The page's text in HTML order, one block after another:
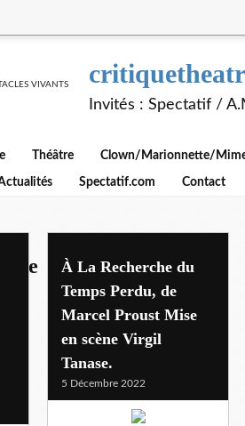
Invités : Spectatif /
Théâtre Clown/Marionnette/
Spectatif.com Contact
À La Recherche du
Temps Perdu, de
Marcel Proust Mise
en scène Virgil
Tanase.
5 Décembre 2022